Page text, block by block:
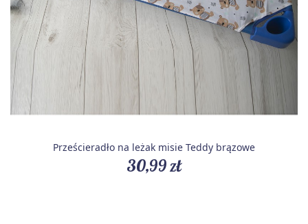
Prześcieradło na leżak misie Teddy brązowe
30,99 zł